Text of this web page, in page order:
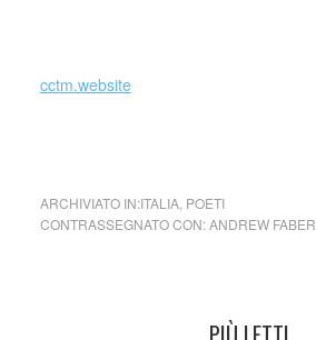
cctm.website
ARCHIVIATO IN:ITALIA, POETI
CONTRASSEGNATO CON:ANDREW FABER